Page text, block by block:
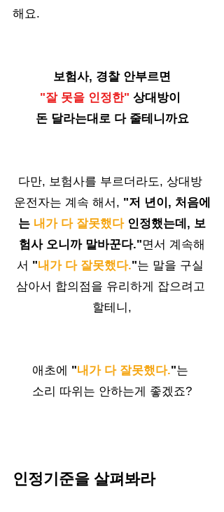
해요.
보험사, 경찰 안부르면
"잘 못을 인정한" 상대방이
돈 달라는대로 다 줄테니까요
다만, 보험사를 부르더라도, 상대방
운전자는 계속 해서, "저 년이, 처음에
는 내가 다 잘못했다 인정했는데, 보
험사 오니까 말바꾼다."면서 계속해
서 "내가 다 잘못했다."는 말을 구실
삼아서 합의점을 유리하게 잡으려고
할테니,
애초에 "내가 다 잘못했다."는
소리 따위는 안하는게 좋겠죠?
인정기준을 살펴봐라